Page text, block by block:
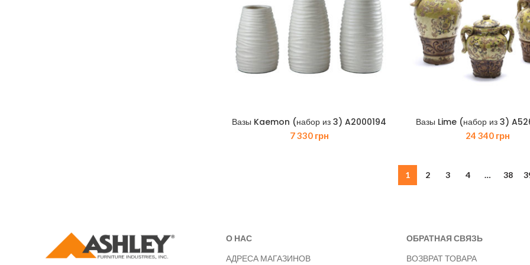
Вазы Kaemon (набор из 3) A2000194
7 330 грн
Вазы Lime (набор из 3)
24 340 грн
1 2 3 4 … 38
О НАС
АДРЕСА МАГАЗИНОВ
ОБРАТНАЯ СВЯЗЬ
ВОЗВРАТ ТОВАРА